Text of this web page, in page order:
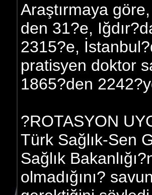
Araştırmaya
den 31?e,
2315?e,
pratisyen doktor
1865?den
?ROTASYON
Türk Sağlık-Sen
Sağlık
olmadığını?